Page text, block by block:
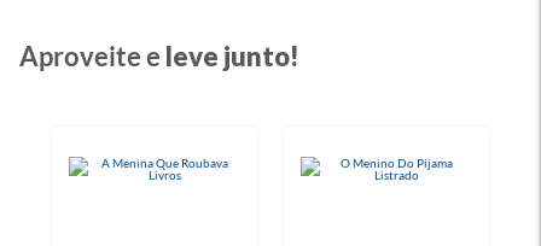
Aproveite e leve junto!